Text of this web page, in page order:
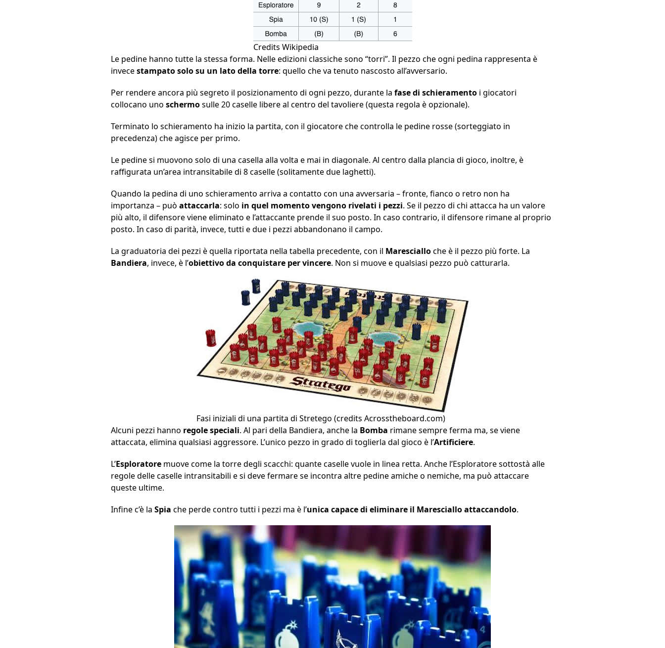
Credits Wikipedia
Le pedine hanno tutte la stessa forma. Nelle edizioni classiche sono “torri”. Il pezzo che ogni pedina rappresenta è
invecestampato solo su un lato della torre: quello che va tenuto nascosto all’avversario.
Per rendere ancora più segreto il posizionamento di ogni pezzo, durante la fase di schieramento i giocatori
collocano uno schermosulle 20 caselle libere al centro del tavoliere (questa regola è opzionale).
Terminato lo schieramento ha inizio la partita, con il giocatore che controlla le pedine rosse (sorteggiato in
precedenza) che agisce per primo.
Le pedine si muovono solo di una casella alla volta e mai in diagonale. Al centro dalla plancia di gioco, inoltre, è
raffigurata un’area intransitabile di 8 caselle (solitamente due laghetti).
Quando la pedina di uno schieramento arriva a contatto con una avversaria – fronte, fianco o retro non ha
importanza – può attaccarla: solo in quel momento vengono rivelati i pezzi. Se il pezzo di chi attacca ha un valore
più alto, il difensore viene eliminato e l’attaccante prende il suo posto. In caso contrario, il difensore rimane al proprio
posto. In caso di parità, invece, tutti e due i pezzi abbandonano il campo.
La graduatoria dei pezzi è quella riportata nella tabella precedente, con il Marescialloche è il pezzo più forte. La
Bandiera, invece, è l’obiettivo da conquistare per vincere. Non si muove e qualsiasi pezzo può catturarla.
Fasi iniziali di una partita di Stretego (credits Acrosstheboard.com)
Alcuni pezzi hanno regole speciali. Al pari della Bandiera, anche la Bomba rimane sempre ferma ma, se viene
attaccata, elimina qualsiasi aggressore. L’unico pezzo in grado di toglierla dal gioco è l’Artificiere.
L’Esploratore muove come la torre degli scacchi: quante caselle vuole in linea retta. Anche l’Esploratore sottostà alle
regole delle caselle intransitabili e si deve fermare se incontra altre pedine amiche o nemiche, ma può attaccare
queste ultime.
Infine c’è la Spia che perde contro tutti i pezzi ma è l’unica capace di eliminare il Maresciallo attaccandolo.